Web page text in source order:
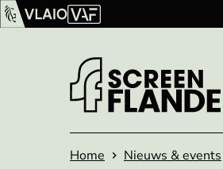
Ga verder naar de inhoud
Vlaams Audiovisueel
Startpagina
Home Nieuws & events